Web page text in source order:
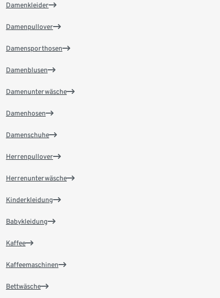
Damenkleider
Damenpullover
Damensporthosen
Damenblusen
Damenunterwäsche
Damenhosen
Damenschuhe
Herrenpullover
Herrenunterwäsche
Kinderkleidung
Babykleidung
Kaffee
Kaffeemaschinen
Bettwäsche